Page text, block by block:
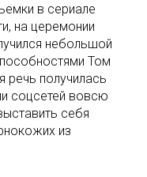
в сериале
на церемонии
небольшой
Том
речь получилась
соцсетей вовсю
себя
из